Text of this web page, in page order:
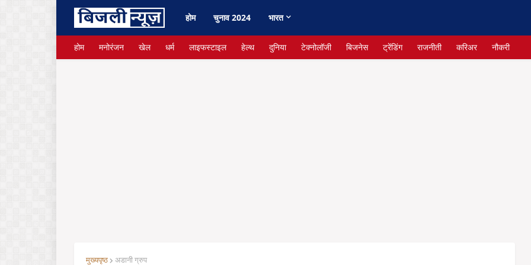
होम चुनाव 2024 भारत
होम मनोरंजन खेल धर्म लाइफस्टाइल हेल्थ दुनिया टेक्नोलॉजी बिजनेस ट्रेंडिंग राजनीती करिअर नौकरी
मुख्यपृष्ठ अडानी ग्रुप